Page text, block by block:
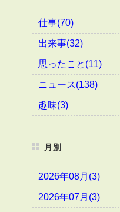
仕事(70)
出来事(32)
思ったこと(11)
ニュース(138)
趣味(3)
月別
2026年08月(3)
2026年07月(3)